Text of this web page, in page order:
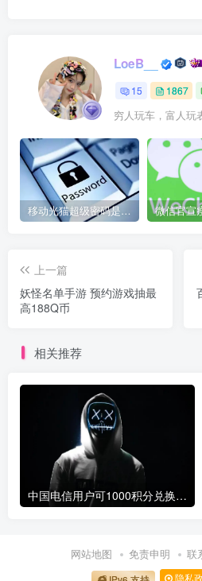
LoeB__
15 1867
穷人玩车，富人玩
移动光猫超级密码是多少？移动光猫超级管理员后台账号与密码
上一篇
妖怪名单手游 预约游戏抽最
高188Q币
相关推荐
中国电信用户可1000积分兑换10元话费
网站地图 免责申明 联
隐私